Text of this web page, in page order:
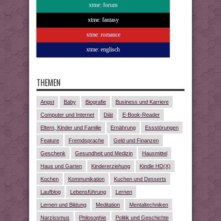
xtme: forum
xtme: fantasy
xtme: romance
xtme: englisch
THEMEN
Angst Baby Biografie Business und Karriere
Computer und Internet Diät E-Book-Reader
Eltern, Kinder und Familie Ernährung Essstörungen
Feature Fremdsprache Geld und Finanzen
Geschenk Gesundheit und Medizin Hausmittel
Haus und Garten Kindererziehung Kindle HD(X)
Kochen Kommunikation Kuchen und Desserts
Laufblog Lebensführung Lernen
Lernen und Bildung Meditation Mentaltechniken
Narzissmus Philosophie Politik und Geschichte